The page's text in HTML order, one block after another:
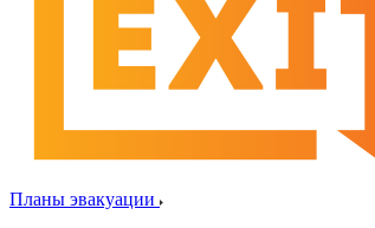
Планы эвакуации